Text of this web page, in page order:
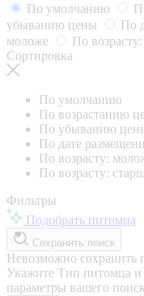
По умолчанию
убыванию цены
По
моложе
По
Сортировка
По умолчанию
По возрастанию
По убыванию
По дате
По возрасту:
По возрасту:
Фильтры
Подобрать питомца
Сохранить поиск
Невозможно сохранить
Укажите Тип питомца
параметры вашего